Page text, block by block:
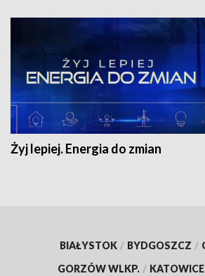
Żyj lepiej. Energia do zmian
BIAŁYSTOK / BYDGOSZCZ /
GORZÓW WLKP. / KATOWICE